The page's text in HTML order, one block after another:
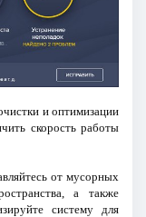
и оптимизации
скорость работы
от мусорных
а также
систему для